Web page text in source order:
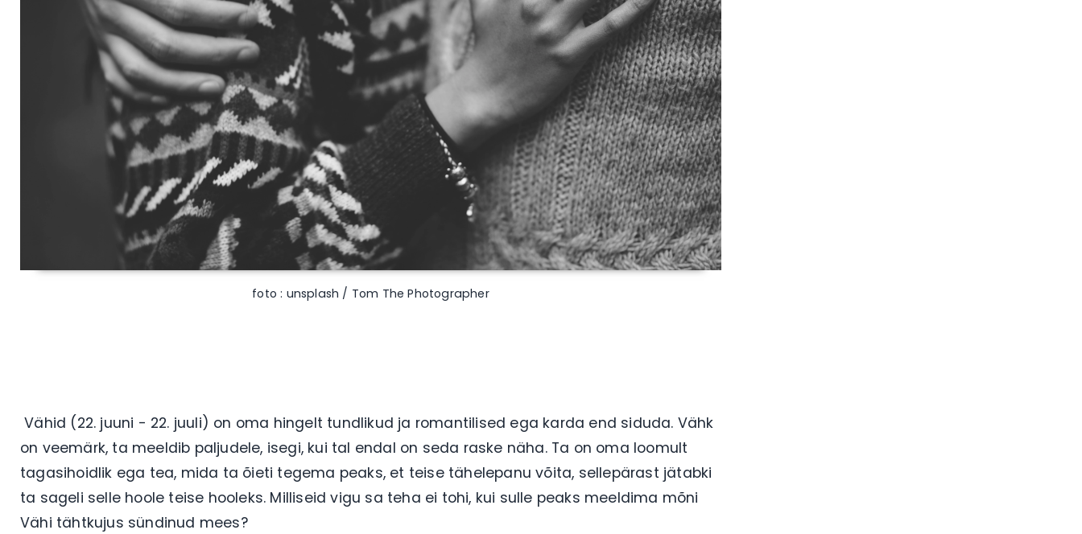
foto : unsplash / Tom The Photographer
Vähid (22. juuni - 22. juuli) on oma hingelt tundlikud ja romantilised ega karda end siduda. Vähk
on veemärk, ta meeldib paljudele, isegi, kui tal endal on seda raske näha. Ta on oma loomult
tagasihoidlik ega tea, mida ta õieti tegema peaks, et teise tähelepanu võita, sellepärast jätabki
ta sageli selle hoole teise hooleks. Milliseid vigu sa teha ei tohi, kui sulle peaks meeldima mõni
Vähi tähtkujus sündinud mees?